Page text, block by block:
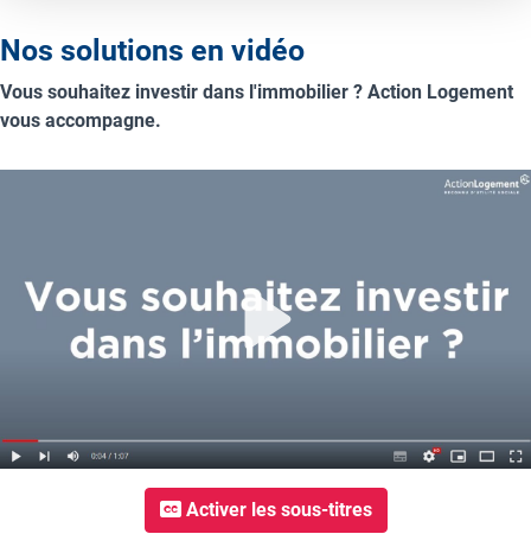
Nos solutions en vidéo
Vous souhaitez investir dans l'immobilier ? Action Logement
vous accompagne.
Play
Activer les sous-titres